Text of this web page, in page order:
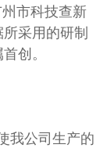
市科技查新
采用的研制
创。
我公司生产的